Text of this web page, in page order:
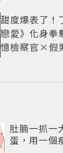
甜度爆表了！
戀愛》化身拳
憶檢察官×假
肚腩一抓一
蛋，用一個